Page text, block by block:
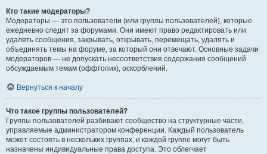
Кто такие модераторы?
Модераторы — это пользователи (или группы пользователей), которые
ежедневно следят за форумами. Они имеют право редактировать или
удалять сообщения, закрывать, открывать, перемещать, удалять и
объединять темы на форуме, за который они отвечают. Основные задачи
модераторов — не допускать несоответствия содержания сообщений
обсуждаемым темам (оффтопик), оскорблений.
Вернуться к началу
Что такое группы пользователей?
Группы пользователей разбивают сообщество на структурные части,
управляемые администратором конференции. Каждый пользователь
может состоять в нескольких группах, и каждой группе могут быть
назначены индивидуальные права доступа. Это облегчает